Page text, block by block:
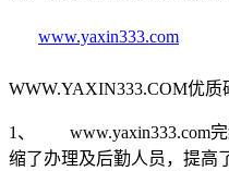
www.yaxin333.com
WWW.YAXIN333.COM优质
1、 www.yaxin333.com完
缩了办理及后勤人员，提高